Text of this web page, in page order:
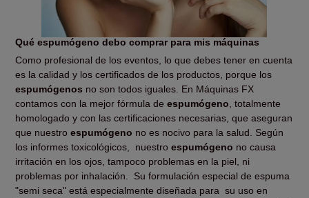
Qué espumógeno debo comprar para mis máquinas
Como profesional de los eventos, lo que debes tener en cuenta
es la calidad y los certificados de los productos, porque los
espumógenos no son todos iguales. En Máquinas FX
contamos con la mejor fórmula de espumógeno , totalmente
homologado y con las certificaciones necesarias, que aseguran
que nuestro espumógeno no es nocivo para la salud. Según
los informes toxicológicos,
nuestro espumógeno no causa
irritación en los ojos, tampoco problemas en la piel, ni
problemas por inhalación.
Su formulación especial de espuma
"semi seca" está especialmente diseñada para su uso en